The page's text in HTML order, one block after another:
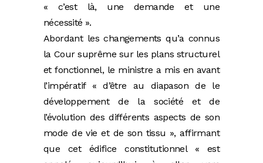
« c’est là, une demande et une
nécessité ».
Abordant les changements qu’a connus
la Cour suprême sur les plans structurel
et fonctionnel, le ministre a mis en avant
l’impératif « d’être au diapason de le
développement de la société et de
l’évolution des différents aspects de son
mode de vie et de son tissu », affirmant
que cet édifice constitutionnel « est